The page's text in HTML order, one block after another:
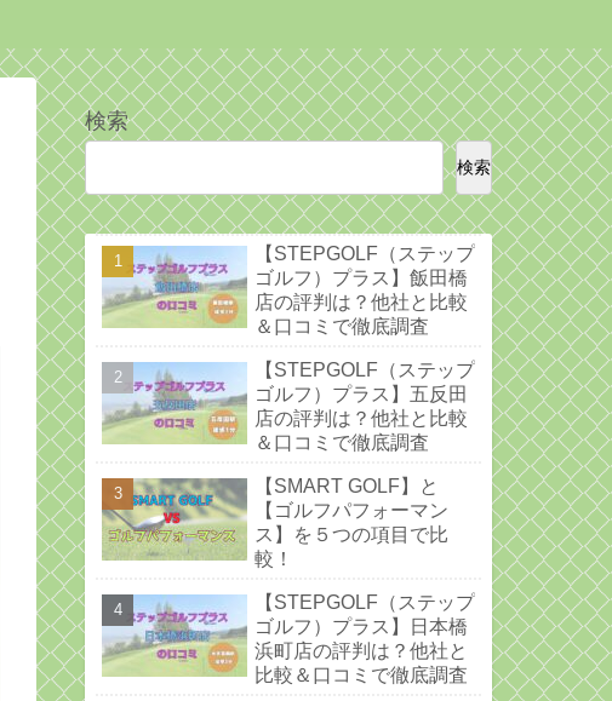
検索
検索
【STEPGOLF（ステップ
ゴルフ）プラス】飯田橋
店の評判は？他社と比較
＆口コミで徹底調査
【STEPGOLF（ステップ
ゴルフ）プラス】五反田
店の評判は？他社と比較
＆口コミで徹底調査
【SMART GOLF】と
【ゴルフパフォーマン
ス】を５つの項目で比
較！
【STEPGOLF（ステップ
ゴルフ）プラス】日本橋
浜町店の評判は？他社と
比較＆口コミで徹底調査